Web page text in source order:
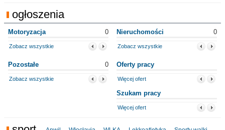
ogłoszenia
Motoryzacja 0
Zobacz wszystkie
Nieruchomości 0
Zobacz wszystkie
Pozostałe 0
Zobacz wszystkie
Oferty pracy
Więcej ofert
Szukam pracy
Więcej ofert